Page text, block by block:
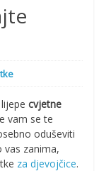
cvjetne
vam se te
oduševiti
vas zanima,
za djevojčice.